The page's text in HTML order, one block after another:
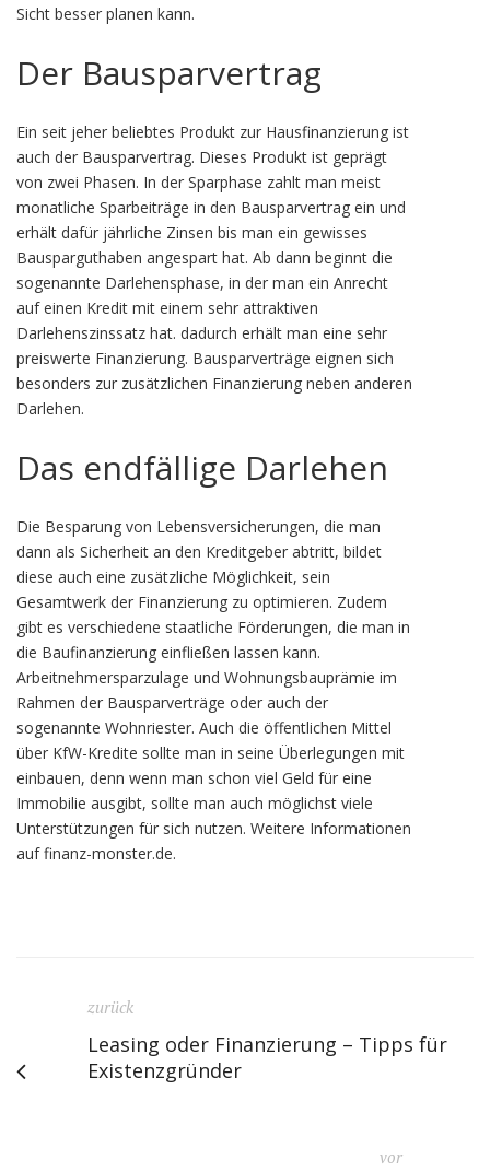
Sicht besser planen kann.
Der Bausparvertrag
Ein seit jeher beliebtes Produkt zur Hausfinanzierung ist
auch der Bausparvertrag. Dieses Produkt ist geprägt
von zwei Phasen. In der Sparphase zahlt man meist
monatliche Sparbeiträge in den Bausparvertrag ein und
erhält dafür jährliche Zinsen bis man ein gewisses
Bausparguthaben angespart hat. Ab dann beginnt die
sogenannte Darlehensphase, in der man ein Anrecht
auf einen Kredit mit einem sehr attraktiven
Darlehenszinssatz hat. dadurch erhält man eine sehr
preiswerte Finanzierung. Bausparverträge eignen sich
besonders zur zusätzlichen Finanzierung neben anderen
Darlehen.
Das endfällige Darlehen
Die Besparung von Lebensversicherungen, die man
dann als Sicherheit an den Kreditgeber abtritt, bildet
diese auch eine zusätzliche Möglichkeit, sein
Gesamtwerk der Finanzierung zu optimieren. Zudem
gibt es verschiedene staatliche Förderungen, die man in
die Baufinanzierung einfließen lassen kann.
Arbeitnehmersparzulage und Wohnungsbauprämie im
Rahmen der Bausparverträge oder auch der
sogenannte Wohnriester. Auch die öffentlichen Mittel
über KfW-Kredite sollte man in seine Überlegungen mit
einbauen, denn wenn man schon viel Geld für eine
Immobilie ausgibt, sollte man auch möglichst viele
Unterstützungen für sich nutzen. Weitere Informationen
auf finanz-monster.de.
zurück
Leasing oder Finanzierung – Tipps für
Existenzgründer
vor